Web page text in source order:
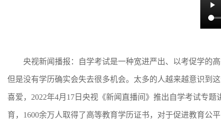
央视新闻播报：自学考试是一种宽进严出、以考促学的
但是没有学历确实会失去很多机会。太多的人越来越意识到
喜爱，2022年4月17日央视《新闻直播间》推出自学考试专
育，1600余万人取得了高等教育学历证书，对于促进教育公